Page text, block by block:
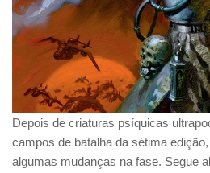
Depois de criaturas psíquicas
campos de batalha da sétima
algumas mudanças na fase. Segue